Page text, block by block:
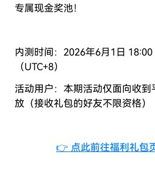
专属现金奖池！
内测时间：2026年6月1日
（UTC+8）
活动用户：本期活动仅面向收
放（接收礼包的好友不限资格）
👉 点此前往福利礼包